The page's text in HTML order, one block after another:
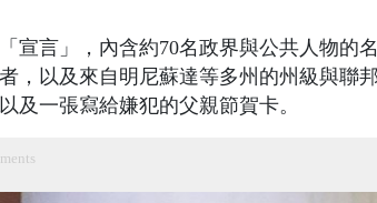
宣言」，內含約70名政界與公共人物的
，以及來自明尼蘇達等多州的州級與聯
及一張寫給嫌犯的父親節賀卡。